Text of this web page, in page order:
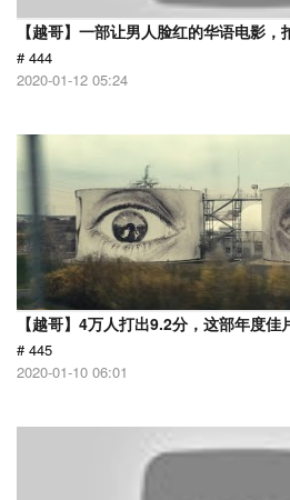
【越哥】一部让男人脸红的华语电影，
# 444
2020-01-12 05:24
【越哥】4万人打出9.2分，这部年度佳
# 445
2020-01-10 06:01